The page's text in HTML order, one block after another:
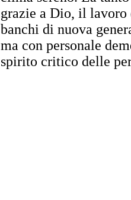
grazie a Dio, il lavoro
banchi di nuova
ma con personale
spirito critico delle